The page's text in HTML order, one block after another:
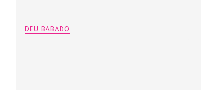
DEU BABADO